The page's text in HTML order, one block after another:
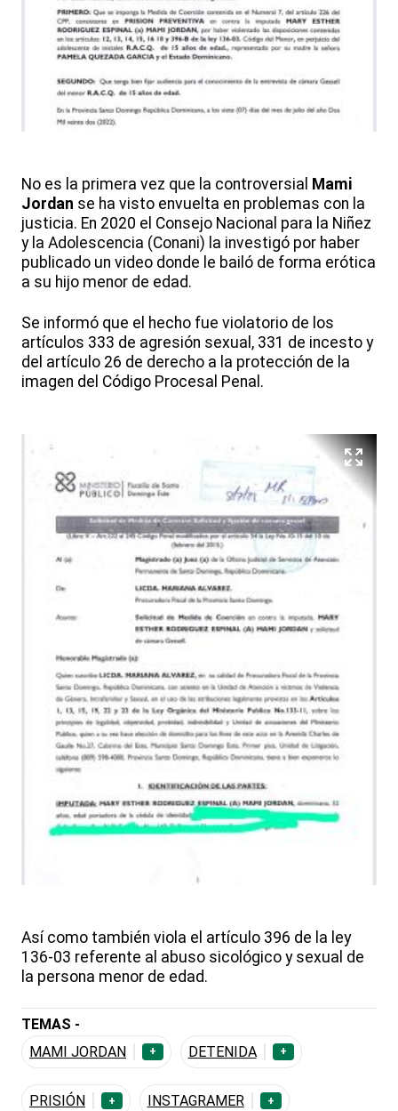
No es la primera vez que la controversial Mami
Jordan se ha visto envuelta en problemas con la
justicia. En 2020 el Consejo Nacional para la Niñez
y la Adolescencia (Conani) la investigó por haber
publicado un video donde le bailó de forma erótica
a su hijo menor de edad.
Se informó que el hecho fue violatorio de los
artículos 333 de agresión sexual, 331 de incesto y
del artículo 26 de derecho a la protección de la
imagen del Código Procesal Penal.
Así como también viola el artículo 396 de la ley
136-03 referente al abuso sicológico y sexual de
la persona menor de edad.
TEMAS -
MAMI JORDAN
+ DETENIDA +
PRISIÓN + INSTAGRAMER +